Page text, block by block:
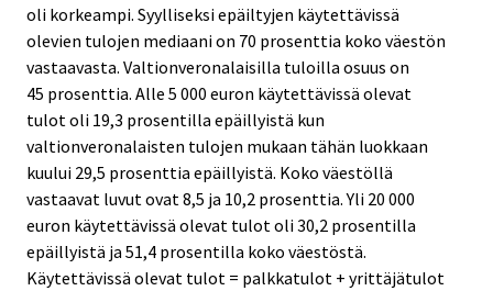
oli korkeampi. Syylliseksi epäiltyjen käytettävissä
olevien tulojen mediaani on 70 prosenttia koko väestön
vastaavasta. Valtionveronalaisilla tuloilla osuus on
45 prosenttia. Alle 5 000 euron käytettävissä olevat
tulot oli 19,3 prosentilla epäillyistä kun
valtionveronalaisten tulojen mukaan tähän luokkaan
kuului 29,5 prosenttia epäillyistä. Koko väestöllä
vastaavat luvut ovat 8,5 ja 10,2 prosenttia. Yli 20 000
euron käytettävissä olevat tulot oli 30,2 prosentilla
epäillyistä ja 51,4 prosentilla koko väestöstä.
Käytettävissä olevat tulot = palkkatulot + yrittäjätulot